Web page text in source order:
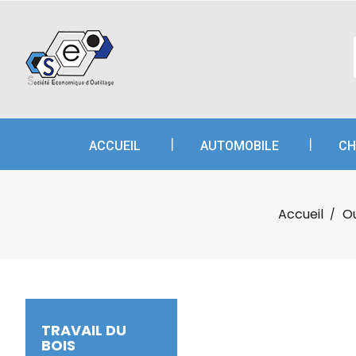
ACCUEIL AUTOMOBILE
Accueil
TRAVAIL DU
BOIS